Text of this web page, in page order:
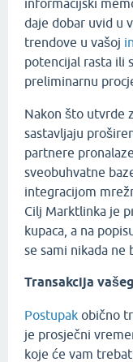
informacijski
daje dobar uvid u
trendove u vašoj
potencijal rasta ili
preliminarnu
Nakon što utvrde
sastavljaju
partnere
sveobuhvatne
integracijom
Cilj Marktlinka je
kupaca, a na
se sami nikada ne
Transakcija
Postupak obično
je prosječni
koje će vam